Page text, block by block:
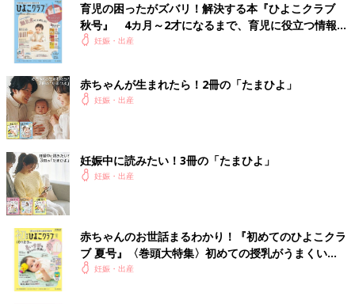
育児の困ったがズバリ！解決する本『ひよこクラブ
秋号』 4カ月～2才になるまで、育児に役立つ情報が
いっぱい！
妊娠・出産
赤ちゃんが生まれたら！2冊の「たまひよ」
妊娠・出産
妊娠中に読みたい！3冊の「たまひよ」
妊娠・出産
赤ちゃんのお世話まるわかり！『初めてのひよこクラ
ブ 夏号』〈巻頭大特集〉初めての授乳がうまくい
く！ おっぱい・ミルクの基本と夏のトラブル 解決テ
妊娠・出産